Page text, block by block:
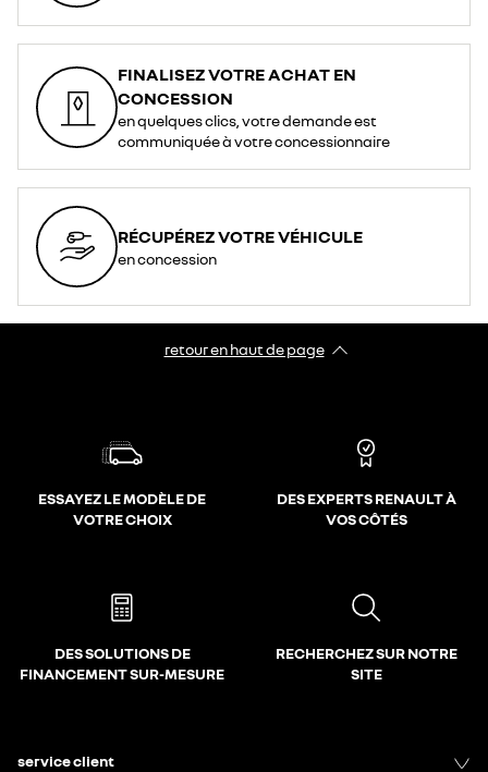
FINALISEZ VOTRE ACHAT EN
CONCESSION
en quelques clics, votre demande est
communiquée à votre concessionnaire
RÉCUPÉREZ VOTRE VÉHICULE
en concession
retour en haut de page​
ESSAYEZ LE MODÈLE DE
VOTRE CHOIX
DES EXPERTS RENAULT À
VOS CÔTÉS
DES SOLUTIONS DE
FINANCEMENT SUR-MESURE
RECHERCHEZ SUR NOTRE
SITE
service client